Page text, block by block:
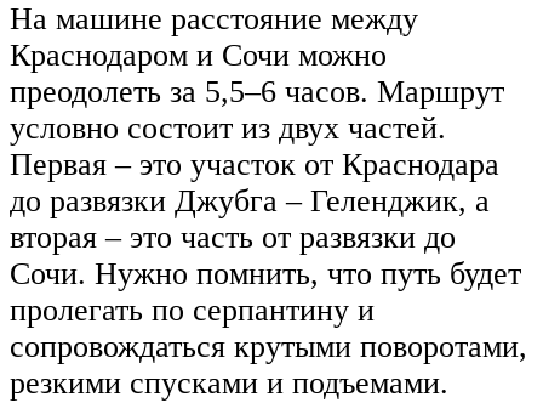
На машине расстояние между
Краснодаром и Сочи можно
преодолеть за 5,5–6 часов. Маршрут
условно состоит из двух частей.
Первая – это участок от Краснодара
до развязки Джубга – Геленджик, а
вторая – это часть от развязки до
Сочи. Нужно помнить, что путь будет
пролегать по серпантину и
сопровождаться крутыми поворотами,
резкими спусками и подъемами.